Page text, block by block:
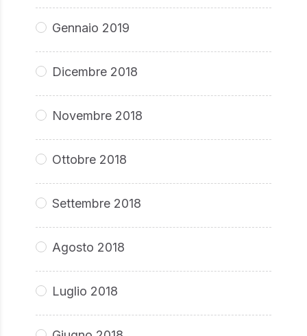
Gennaio 2019
Dicembre 2018
Novembre 2018
Ottobre 2018
Settembre 2018
Agosto 2018
Luglio 2018